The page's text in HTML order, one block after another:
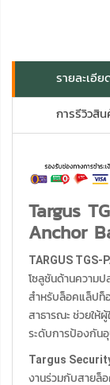
รายละเอีย
การรีวิวสิน
Targus
Anchor
TARGUS TGS-
โซลูชันด้านความ
สำหรับล็อคแล็ปท็อ
สาธารณะ ช่วยให้
ระดับการป้องกัน
Targus
งานร่วมกับสายล็อ